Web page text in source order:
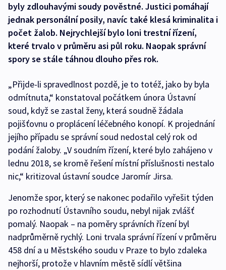
byly zdlouhavými soudy pověstné. Justici pomáhají
jednak personální posily, navíc také klesá kriminalita i
počet žalob. Nejrychlejší bylo loni trestní řízení,
které trvalo v průměru asi půl roku. Naopak správní
spory se stále táhnou dlouho přes rok.
„Přijde-li spravedlnost pozdě, je to totéž, jako by byla
odmítnuta,“ konstatoval počátkem února Ústavní
soud, když se zastal ženy, která soudně žádala
pojišťovnu o proplácení léčebného konopí. K projednání
jejího případu se správní soud nedostal celý rok od
podání žaloby. „V soudním řízení, které bylo zahájeno v
lednu 2018, se kromě řešení místní příslušnosti nestalo
nic,“ kritizoval ústavní soudce Jaromír Jirsa.
Jenomže spor, který se nakonec podařilo vyřešit týden
po rozhodnutí Ústavního soudu, nebyl nijak zvlášť
pomalý. Naopak – na poměry správních řízení byl
nadprůměrně rychlý. Loni trvala správní řízení v průměru
458 dní a u Městského soudu v Praze to bylo zdaleka
nejhorší, protože v hlavním městě sídlí většina